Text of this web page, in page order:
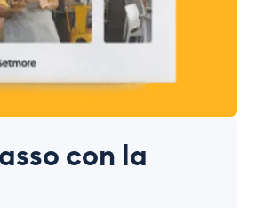
con la